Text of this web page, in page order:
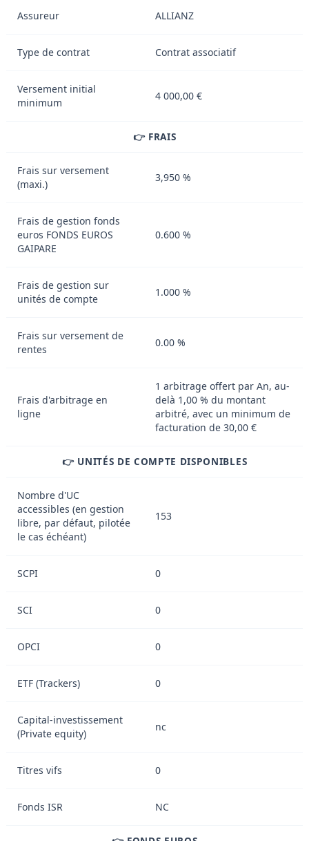
Assureur ALLIANZ
Type de contrat Contrat associatif
Versement initial
minimum
4 000,00 €
👉 FRAIS
Frais sur versement
(maxi.)
3,950 %
Frais de gestion fonds
euros FONDS EUROS
GAIPARE
0.600 %
Frais de gestion sur
unités de compte
1.000 %
Frais sur versement de
rentes
0.00 %
Frais d'arbitrage en
ligne
1 arbitrage offert par An, au-
delà 1,00 % du montant
arbitré, avec un minimum de
facturation de 30,00 €
👉 UNITÉS DE COMPTE DISPONIBLES
Nombre d'UC
accessibles (en gestion
libre, par défaut, pilotée
le cas échéant)
153
SCPI 0
SCI 0
OPCI 0
ETF (Trackers) 0
Capital-investissement
(Private equity)
nc
Titres vifs 0
Fonds ISR NC